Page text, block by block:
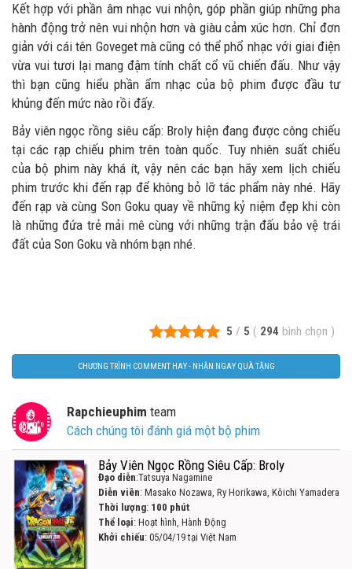
Kết hợp với phần âm nhạc vui nhộn, góp phần giúp những pha
hành động trở nên vui nhộn hơn và giàu cảm xúc hơn. Chỉ đơn
giản với cái tên Goveget mà cũng có thể phổ nhạc với giai điện
vừa vui tươi lại mang đậm tính chất cổ vũ chiến đấu. Như vậy
thì bạn cũng hiểu phần ẩm nhạc của bộ phim được đầu tư
khủng đến mức nào rồi đấy.
Bảy viên ngọc rồng siêu cấp: Broly hiện đang được công chiếu
tại các rạp chiếu phim trên toàn quốc. Tuy nhiên suất chiếu
của bộ phim này khá ít, vậy nên các bạn hãy xem lịch chiếu
phim trước khi đến rạp để không bỏ lỡ tác phẩm này nhé. Hãy
đến rạp và cùng Son Goku quay về những kỷ niệm đẹp khi còn
là những đứa trẻ mải mê cùng với những trận đấu bảo vệ trái
đất của Son Goku và nhóm bạn nhé.
5 / 5 ( 294 bình chọn )
CHƯƠNG TRÌNH COMMENT HAY - NHẬN NGAY QUÀ TẶNG
Rapchieuphim team
Cách chúng tôi đánh giá một bộ phim
Bảy Viên Ngọc Rồng Siêu Cấp: Broly
Đạo diễn:Tatsuya Nagamine
Diễn viên: Masako Nozawa, Ry Horikawa, Kôichi Yamadera
Thời lượng: 100 phút
Thể loại: Hoạt hình, Hành Động
Khởi chiếu: 05/04/19 tại Việt Nam